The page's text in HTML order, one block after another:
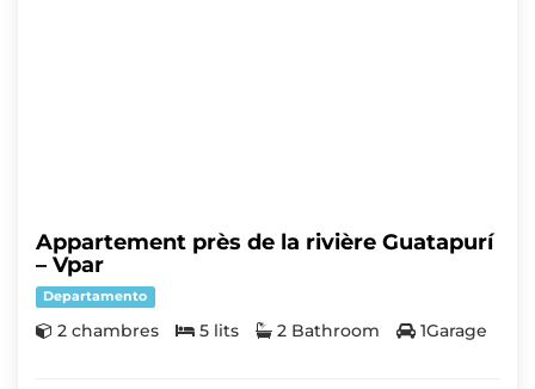
Appartement près de la rivière Guatapurí
– Vpar
Departamento
2 chambres 5 lits 2 Bathroom 1Garage